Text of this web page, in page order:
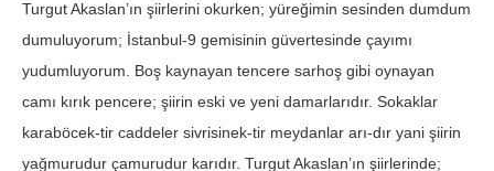
Turgut Akaslan’ın şiirlerini okurken; yüreğimin sesinden dumdum
dumuluyorum; İstanbul-9 gemisinin güvertesinde çayımı
yudumluyorum. Boş kaynayan tencere sarhoş gibi oynayan
camı kırık pencere; şiirin eski ve yeni damarlarıdır. Sokaklar
karaböcek-tir caddeler sivrisinek-tir meydanlar arı-dır yani şiirin
yağmurudur çamurudur karıdır. Turgut Akaslan’ın şiirlerinde;